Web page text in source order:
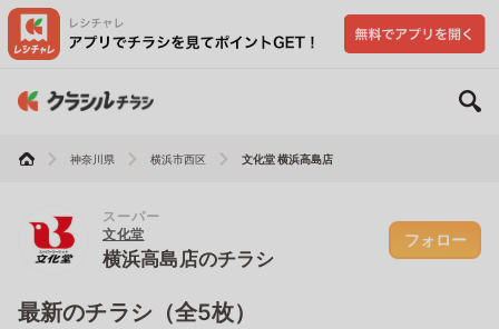
神奈川県 横浜市西区 文化堂 横浜高島店
スーパー
文化堂
横浜高島店のチラシ
フォロー
最新のチラシ（全5枚）